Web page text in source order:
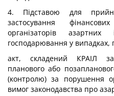
4. Підставою для
застосування
організаторів
господарювання у випадках,
акт, складений КРАІЛ за
планового або
(контролю) за порушення
вимог законодавства про